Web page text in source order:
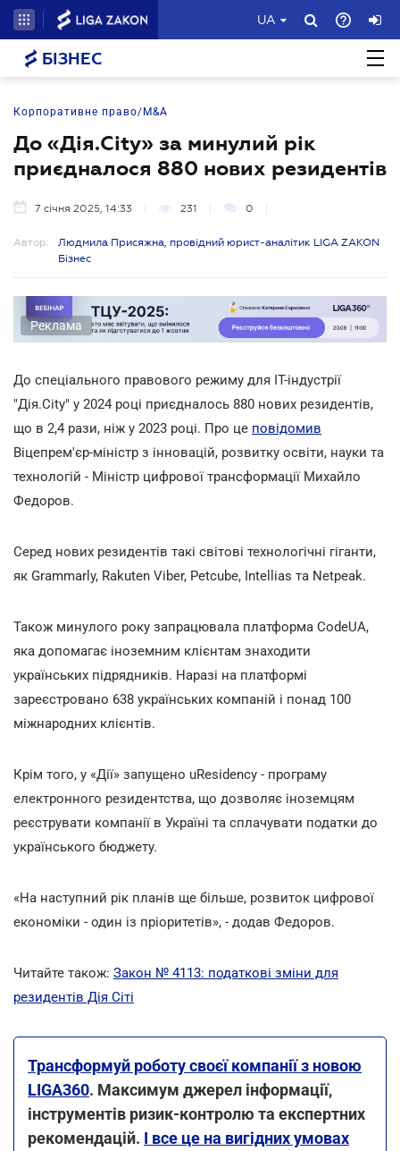
UA
БІЗНЕС
Корпоративне право/M&A
До «Дія.City» за минулий рік
приєдналося 880 нових резидентів
7 січня 2025, 14:33 231 0
Автор:
Людмила Присяжна, провідний юрист-аналітик LIGA ZAKON
Бізнес
Реклама
До спеціального правового режиму для IT-індустрії
"Дія.City" у 2024 році приєдналось 880 нових резидентів,
що в 2,4 рази, ніж у 2023 році. Про це повідомив
Віцепрем'єр-міністр з інновацій, розвитку освіти, науки та
технологій - Міністр цифрової трансформації Михайло
Федоров.
Серед нових резидентів такі світові технологічні гіганти,
як Grammarly, Rakuten Viber, Petcube, Intellias та Netpeak.
Також минулого року запрацювала платформа CodeUA,
яка допомагає іноземним клієнтам знаходити
українських підрядників. Наразі на платформі
зареєстровано 638 українських компаній і понад 100
міжнародних клієнтів.
Крім того, у «Дії» запущено uResidency - програму
електронного резидентства, що дозволяє іноземцям
реєструвати компанії в Україні та сплачувати податки до
українського бюджету.
«На наступний рік планів ще більше, розвиток цифрової
економіки - один із пріоритетів», - додав Федоров.
Читайте також: Закон № 4113: податкові зміни для
резидентів Дія Сіті
Трансформуй роботу своєї компанії з новою
LIGA360. Максимум джерел інформації,
інструментів ризик-контролю та експертних
рекомендацій. І все це на вигідних умовах